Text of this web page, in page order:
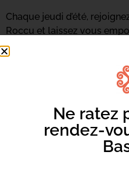
Chaque jeudi d’été,
Roccu et laissez vous
de la salsa, et de biens
Ne ratez
rendez-